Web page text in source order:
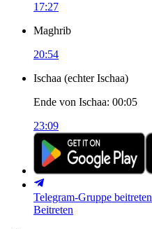
17:27
Maghrib
20:54
Ischaa (echter Ischaa)
Ende von Ischaa: 00:05
23:09
Telegram-Gruppe beitreten
Beitreten